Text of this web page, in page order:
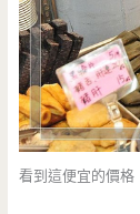
看到這便宜的價格